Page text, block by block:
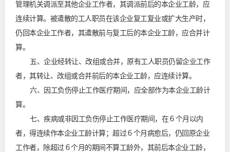
管理机关调派至其他企业工作者，其调派前后的本企业工龄，应
连续计算。被遣散的工人职员在该企业复工复业或扩大生产时，
仍回本企业工作者，其遣散前与复工后的本企业工龄，应合并计
算。
五、企业经转让、改组或合并，原有工人职员仍留企业工作
者，其转让、改组或合并前后的本企业工龄，应连续计算。
六、因工负伤停止工作医疗期间，应全部作为本企业工龄计
算。
七、疾病或非因工负伤停止工作医疗期间，在６个月以内
者，得连续作本企业工龄计算；超过６个月病愈后，仍回原企业
工作者，除超过６个月的期间不算工龄外，其前后本企业工龄，